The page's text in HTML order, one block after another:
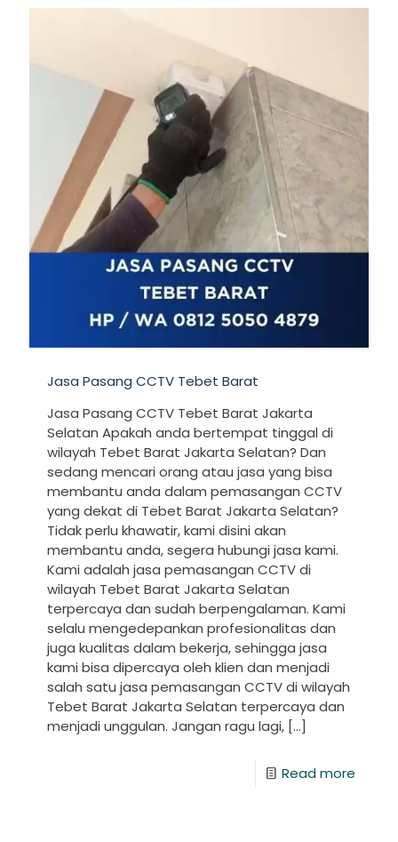
Jasa Pasang CCTV Tebet Barat
Jasa Pasang CCTV Tebet Barat Jakarta
Selatan Apakah anda bertempat tinggal di
wilayah Tebet Barat Jakarta Selatan? Dan
sedang mencari orang atau jasa yang bisa
membantu anda dalam pemasangan CCTV
yang dekat di Tebet Barat Jakarta Selatan?
Tidak perlu khawatir, kami disini akan
membantu anda, segera hubungi jasa kami.
Kami adalah jasa pemasangan CCTV di
wilayah Tebet Barat Jakarta Selatan
terpercaya dan sudah berpengalaman. Kami
selalu mengedepankan profesionalitas dan
juga kualitas dalam bekerja, sehingga jasa
kami bisa dipercaya oleh klien dan menjadi
salah satu jasa pemasangan CCTV di wilayah
Tebet Barat Jakarta Selatan terpercaya dan
menjadi unggulan. Jangan ragu lagi, […]
Read more